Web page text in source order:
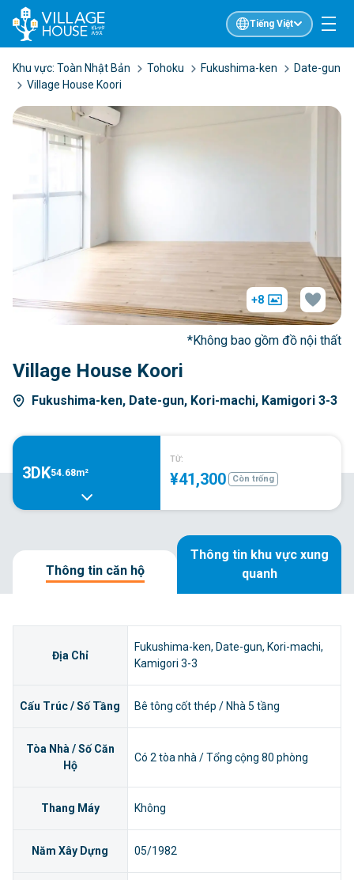
Tiếng Việt
Khu vực: Toàn Nhật Bản Tohoku Fukushima-ken
Date-gun
Village House Koori
Village House Koori
Fukushima-ken, Date-gun, Kori-machi, Kamigori 3-3
+8
*Không bao gồm đồ nội thất
3DK54.68m²
TỪ:
¥41,300 Còn trống
Thông tin căn hộ
Thông tin khu vực xung
quanh
Địa Chỉ
Fukushima-ken, Date-gun, Kori-machi,
Kamigori 3-3
Cấu Trúc / Số Tầng Bê tông cốt thép / Nhà 5 tầng
Tòa Nhà / Số Căn
Hộ
Có 2 tòa nhà / Tổng cộng 80 phòng
Thang Máy Không
Năm Xây Dựng 05/1982